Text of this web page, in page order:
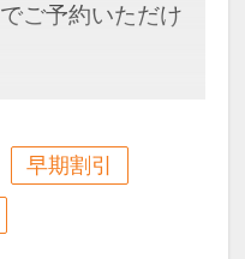
ご予約いただけ
製のベッドで快
早期割引